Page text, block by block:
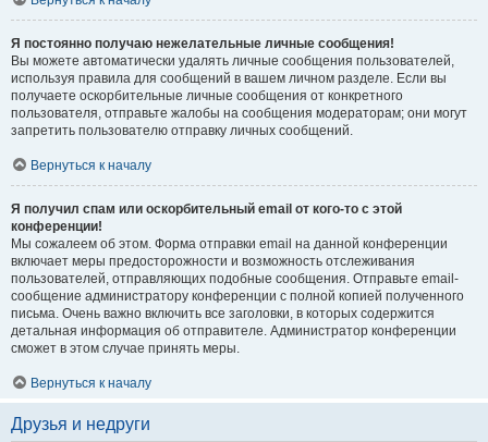
Я постоянно получаю нежелательные личные сообщения!
Вы можете автоматически удалять личные сообщения пользователей,
используя правила для сообщений в вашем личном разделе. Если вы
получаете оскорбительные личные сообщения от конкретного
пользователя, отправьте жалобы на сообщения модераторам; они могут
запретить пользователю отправку личных сообщений.
Вернуться к началу
Я получил спам или оскорбительный email от кого-то с этой
конференции!
Мы сожалеем об этом. Форма отправки email на данной конференции
включает меры предосторожности и возможность отслеживания
пользователей, отправляющих подобные сообщения. Отправьте email-
сообщение администратору конференции с полной копией полученного
письма. Очень важно включить все заголовки, в которых содержится
детальная информация об отправителе. Администратор конференции
сможет в этом случае принять меры.
Вернуться к началу
Друзья и недруги